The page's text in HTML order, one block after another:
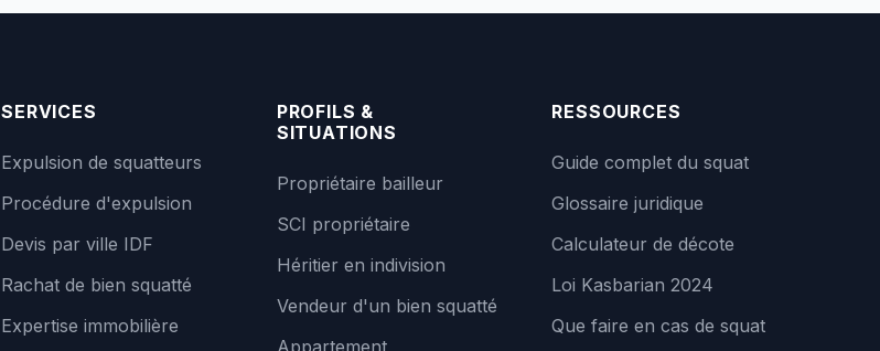
SERVICES
Expulsion de squatteurs
Procédure d'expulsion
Devis par ville IDF
Rachat de bien squatté
Expertise immobilière
PROFILS &
SITUATIONS
Propriétaire bailleur
SCI propriétaire
Héritier en indivision
Vendeur d'un bien squatté
Appartement
RESSOURCES
Guide complet du squat
Glossaire juridique
Calculateur de décote
Loi Kasbarian 2024
Que faire en cas de squat